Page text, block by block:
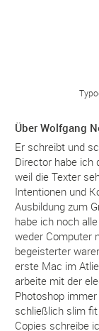
Über Wolfgang
Er schreibt und
Director habe ich
weil die Texter
Intentionen und
Ausbildung zum
habe ich noch
weder Computer
begeisterter
erste Mac im
arbeite mit der
Photoshop
schließlich slim
Copies schreibe